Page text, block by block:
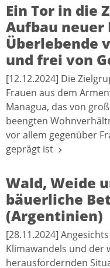
Ein Tor in die
Aufbau
Überlebende
und frei von
[12.12.2024] Die
Frauen aus dem
Managua, das von
beengten
vor allem gegenüber
geprägt ist
Wald, Weide
bäuerliche
(Argentinien)
[28.11.2024]
Klimawandels und der
herausfordernden